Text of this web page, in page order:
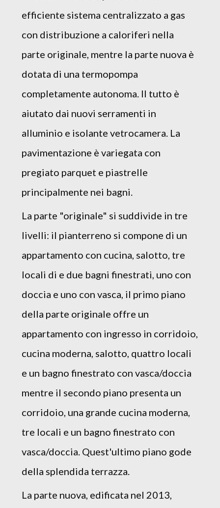
efficiente sistema centralizzato a gas
con distribuzione a caloriferi nella
parte originale, mentre la parte nuova è
dotata di una termopompa
completamente autonoma. Il tutto è
aiutato dai nuovi serramenti in
alluminio e isolante vetrocamera. La
pavimentazione è variegata con
pregiato parquet e piastrelle
principalmente nei bagni.
La parte "originale" si suddivide in tre
livelli: il pianterreno si compone di un
appartamento con cucina, salotto, tre
locali di e due bagni finestrati, uno con
doccia e uno con vasca, il primo piano
della parte originale offre un
appartamento con ingresso in corridoio,
cucina moderna, salotto, quattro locali
e un bagno finestrato con vasca/doccia
mentre il secondo piano presenta un
corridoio, una grande cucina moderna,
tre locali e un bagno finestrato con
vasca/doccia. Quest'ultimo piano gode
della splendida terrazza.
La parte nuova, edificata nel 2013,